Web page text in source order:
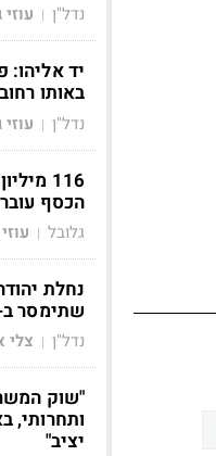
נדל"ן |
באותו רחוב
נדל"ן |
116
הכסף
גלובל |
שתימסר ב-
נדל"ן | צלי
"שוק
ותחרותי,
יציב"